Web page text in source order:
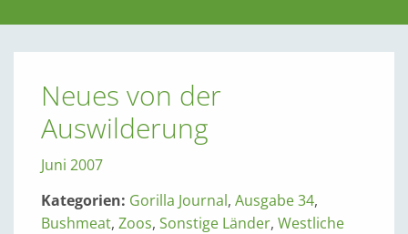
Neues von der
Auswilderung
Juni 2007
Kategorien: Gorilla Journal, Ausgabe 34,
Bushmeat, Zoos, Sonstige Länder, Westliche